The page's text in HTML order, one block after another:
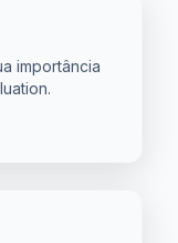
importância